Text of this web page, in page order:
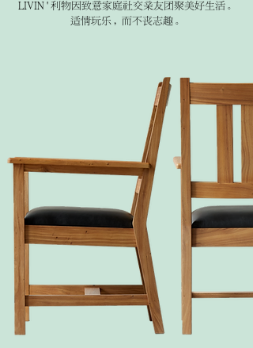
LIVIN ' 利物因致意家庭社交亲友团聚美好生活。
适情玩乐，而不丧志趣。